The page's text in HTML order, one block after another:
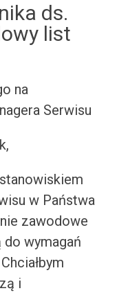
ds.
list
na
Serwisu
w Państwa
zawodowe
wymagań
i